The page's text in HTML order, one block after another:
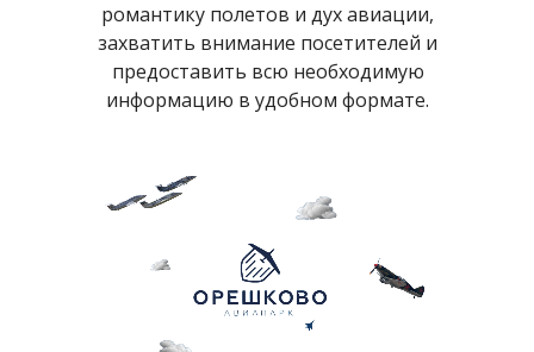
романтику полетов и дух авиации,
захватить внимание посетителей и
предоставить всю необходимую
информацию в удобном формате.